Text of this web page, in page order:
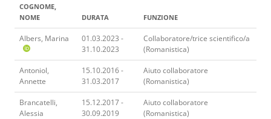
COGNOME,
NOME
DURATA FUNZIONE
Albers, Marina
01.03.2023 -
31.10.2023
Collaboratore/trice scientifico/a
(Romanistica)
Antoniol,
Annette
15.10.2016 -
31.03.2017
Aiuto collaboratore
(Romanistica)
Brancatelli,
Alessia
15.12.2017 -
30.09.2019
Aiuto collaboratore
(Romanistica)